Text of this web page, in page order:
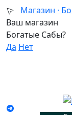
Магазин ·
Ваш магазин
Богатые Сабы?
Да Нет